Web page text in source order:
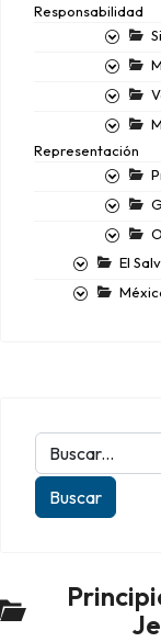
Responsabilidad
Representación
El